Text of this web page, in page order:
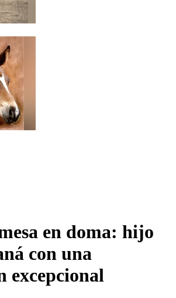
en doma: hijo
con una
excepcional